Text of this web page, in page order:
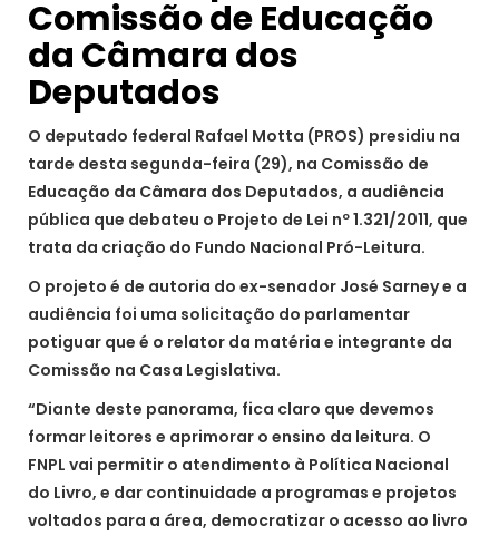
Comissão de Educação
da Câmara dos
Deputados
O deputado federal Rafael Motta (PROS) presidiu na
tarde desta segunda-feira (29), na Comissão de
Educação da Câmara dos Deputados, a audiência
pública que debateu o Projeto de Lei nº 1.321/2011, que
trata da criação do Fundo Nacional Pró-Leitura.
O projeto é de autoria do ex-senador José Sarney e a
audiência foi uma solicitação do parlamentar
potiguar que é o relator da matéria e integrante da
Comissão na Casa Legislativa.
“Diante deste panorama, fica claro que devemos
formar leitores e aprimorar o ensino da leitura. O
FNPL vai permitir o atendimento à Política Nacional
do Livro, e dar continuidade a programas e projetos
voltados para a área, democratizar o acesso ao livro